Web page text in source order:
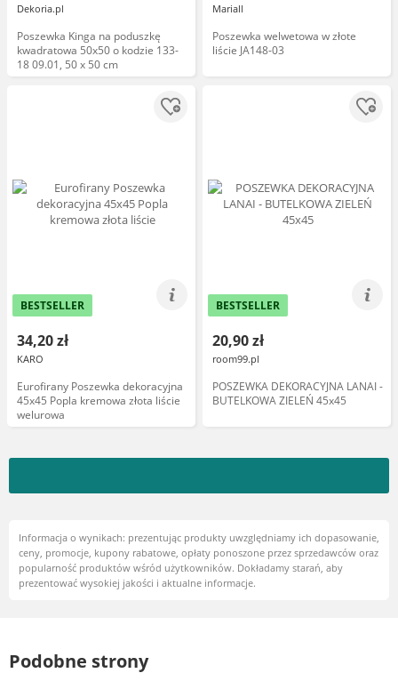
Dekoria.pl
Poszewka Kinga na poduszkę
kwadratowa 50x50 o kodzie 133-
18 09.01, 50 x 50 cm
Mariall
Poszewka welwetowa w złote
liście JA148-03
BESTSELLER
34,20 zł
KARO
Eurofirany Poszewka dekoracyjna
45x45 Popla kremowa złota liście
welurowa
BESTSELLER
20,90 zł
room99.pl
POSZEWKA DEKORACYJNA LANAI -
BUTELKOWA ZIELEŃ 45x45
Informacja o wynikach: prezentując produkty uwzględniamy ich dopasowanie,
ceny, promocje, kupony rabatowe, opłaty ponoszone przez sprzedawców oraz
popularność produktów wśród użytkowników. Dokładamy starań, aby
prezentować wysokiej jakości i aktualne informacje.
Podobne strony